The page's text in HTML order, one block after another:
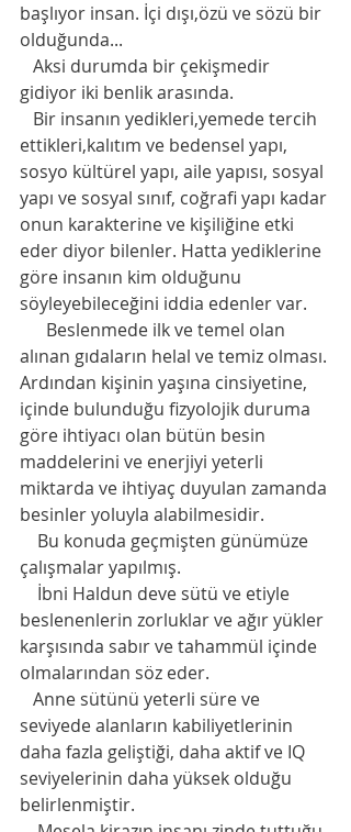
başlıyor insan. İçi dışı,özü ve sözü bir
olduğunda...
Aksi durumda bir çekişmedir
gidiyor iki benlik arasında.
Bir insanın yedikleri,yemede tercih
ettikleri,kalıtım ve bedensel yapı,
sosyo kültürel yapı, aile yapısı, sosyal
yapı ve sosyal sınıf, coğrafi yapı kadar
onun karakterine ve kişiliğine etki
eder diyor bilenler. Hatta yediklerine
göre insanın kim olduğunu
söyleyebileceğini iddia edenler var.
Beslenmede ilk ve temel olan
alınan gıdaların helal ve temiz olması.
Ardından kişinin yaşına cinsiyetine,
içinde bulunduğu fizyolojik duruma
göre ihtiyacı olan bütün besin
maddelerini ve enerjiyi yeterli
miktarda ve ihtiyaç duyulan zamanda
besinler yoluyla alabilmesidir.
Bu konuda geçmişten günümüze
çalışmalar yapılmış.
İbni Haldun deve sütü ve etiyle
beslenenlerin zorluklar ve ağır yükler
karşısında sabır ve tahammül içinde
olmalarından söz eder.
Anne sütünü yeterli süre ve
seviyede alanların kabiliyetlerinin
daha fazla geliştiği, daha aktif ve IQ
seviyelerinin daha yüksek olduğu
belirlenmiştir.